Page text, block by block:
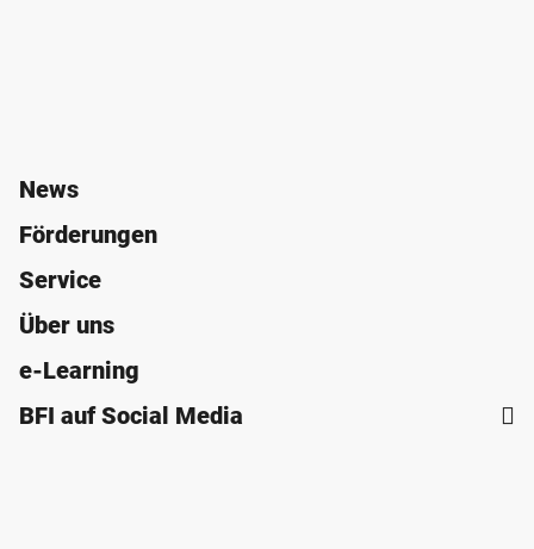
News
Förderungen
Service
Über uns
e-Learning
BFI auf Social Media